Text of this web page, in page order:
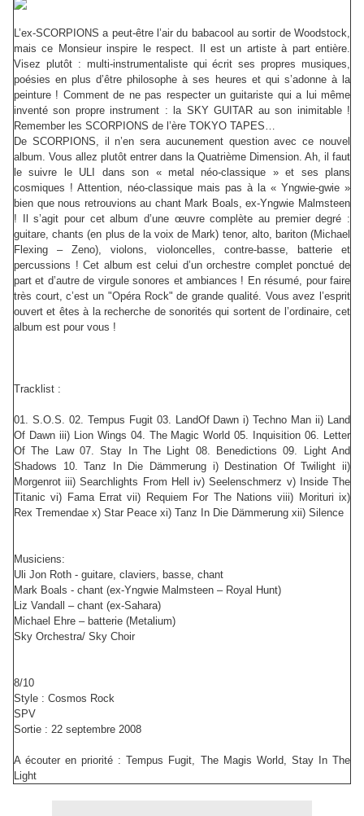
L’ex-SCORPIONS a peut-être l’air du babacool au sortir de Woodstock,
mais ce Monsieur inspire le respect. Il est un artiste à part entière.
Visez plutôt : multi-instrumentaliste qui écrit ses propres musiques,
poésies en plus d’être philosophe à ses heures et qui s’adonne à la
peinture ! Comment de ne pas respecter un guitariste qui a lui même
inventé son propre instrument : la SKY GUITAR au son inimitable !
Remember les SCORPIONS de l’ère TOKYO TAPES…
De SCORPIONS, il n’en sera aucunement question avec ce nouvel
album. Vous allez plutôt entrer dans la Quatrième Dimension. Ah, il faut
le suivre le ULI dans son « metal néo-classique » et ses plans
cosmiques ! Attention, néo-classique mais pas à la « Yngwie-gwie »
bien que nous retrouvions au chant Mark Boals, ex-Yngwie Malmsteen
! Il s’agit pour cet album d’une œuvre complète au premier degré :
guitare, chants (en plus de la voix de Mark) tenor, alto, bariton (Michael
Flexing – Zeno), violons, violoncelles, contre-basse, batterie et
percussions ! Cet album est celui d’un orchestre complet ponctué de
part et d’autre de virgule sonores et ambiances ! En résumé, pour faire
très court, c’est un "Opéra Rock" de grande qualité. Vous avez l’esprit
ouvert et êtes à la recherche de sonorités qui sortent de l’ordinaire, cet
album est pour vous !
Tracklist :
01. S.O.S. 02. Tempus Fugit 03. LandOf Dawn i) Techno Man ii) Land
Of Dawn iii) Lion Wings 04. The Magic World 05. Inquisition 06. Letter
Of The Law 07. Stay In The Light 08. Benedictions 09. Light And
Shadows 10. Tanz In Die Dämmerung i) Destination Of Twilight ii)
Morgenrot iii) Searchlights From Hell iv) Seelenschmerz v) Inside The
Titanic vi) Fama Errat vii) Requiem For The Nations viii) Morituri ix)
Rex Tremendae x) Star Peace xi) Tanz In Die Dämmerung xii) Silence
Musiciens:
Uli Jon Roth - guitare, claviers, basse, chant
Mark Boals - chant (ex-Yngwie Malmsteen – Royal Hunt)
Liz Vandall – chant (ex-Sahara)
Michael Ehre – batterie (Metalium)
Sky Orchestra/ Sky Choir
8/10
Style : Cosmos Rock
SPV
Sortie : 22 septembre 2008
A écouter en priorité : Tempus Fugit, The Magis World, Stay In The
Light